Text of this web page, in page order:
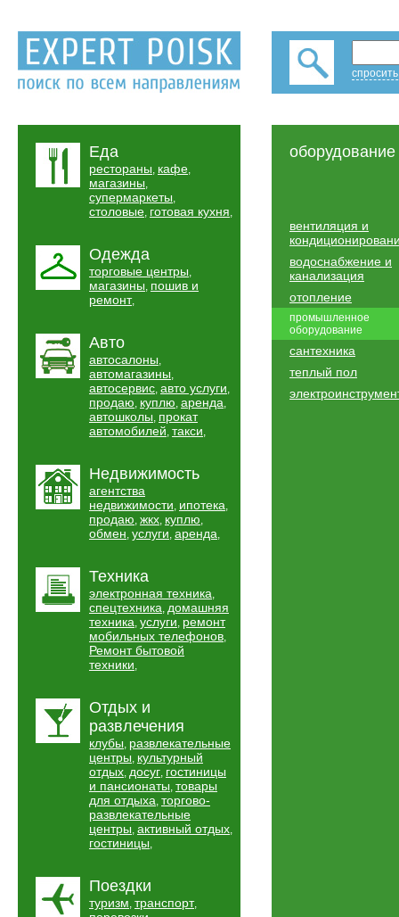
Еда
рестораны, кафе,
магазины,
супермаркеты,
столовые, готовая кухня,
Одежда
торговые центры,
магазины, пошив и
ремонт,
Авто
автосалоны,
автомагазины,
автосервис, авто услуги,
продаю, куплю, аренда,
автошколы, прокат
автомобилей, такси,
Недвижимость
агентства
недвижимости, ипотека,
продаю, жкх, куплю,
обмен, услуги, аренда,
Техника
электронная техника,
спецтехника, домашняя
техника, услуги, ремонт
мобильных телефонов,
Ремонт бытовой
техники,
Отдых и
развлечения
клубы, развлекательные
центры, культурный
отдых, досуг, гостиницы
и пансионаты, товары
для отдыха, торгово-
развлекательные
центры, активный отдых,
гостиницы,
Поездки
туризм, транспорт,
оборудование
вентиляция и
водоснабжение и
канализация
отопление
промышленное
оборудование
сантехника
теплый пол